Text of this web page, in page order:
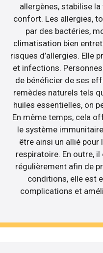
allergènes, stabilise
confort. Les allergies,
par des bactéries,
climatisation bien
risques d’allergies. Elle
et infections.
de bénéficier de ses
remèdes naturels tels
huiles essentielles, on
En même temps, cela
le système
être ainsi un allié pour
respiratoire. En outre,
régulièrement afin de
conditions, elle est
complications et